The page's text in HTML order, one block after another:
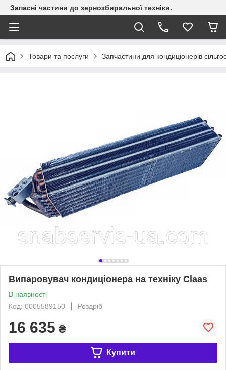
Запасні частини до зернозбиральної техніки.
Товари та послуги Запчастини для кондиціонерів
Випаровувач кондиціонера на техніку Claas
В наявності
Код: 0005589150
Роздріб
16 635 ₴
Купити